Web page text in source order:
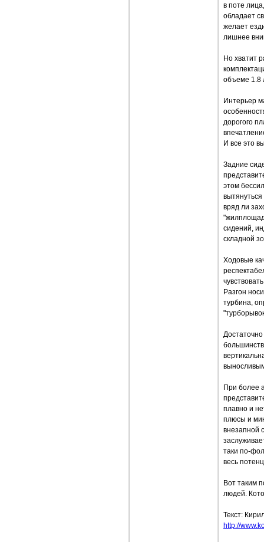
в поте
обладает
желает
лишнее
Но хватит
объеме 1.8
Интерьер
дорогого
И все это
Задние
этом
вряд ли
сидений,
складной
Ходовые
Разгон
турбина,
При более
плавно и
плюсы и
внезапной
таки по-
весь
Вот таким
людей.
Текст:
http://